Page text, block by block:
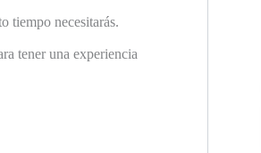
tiempo necesitarás.
tener una experiencia